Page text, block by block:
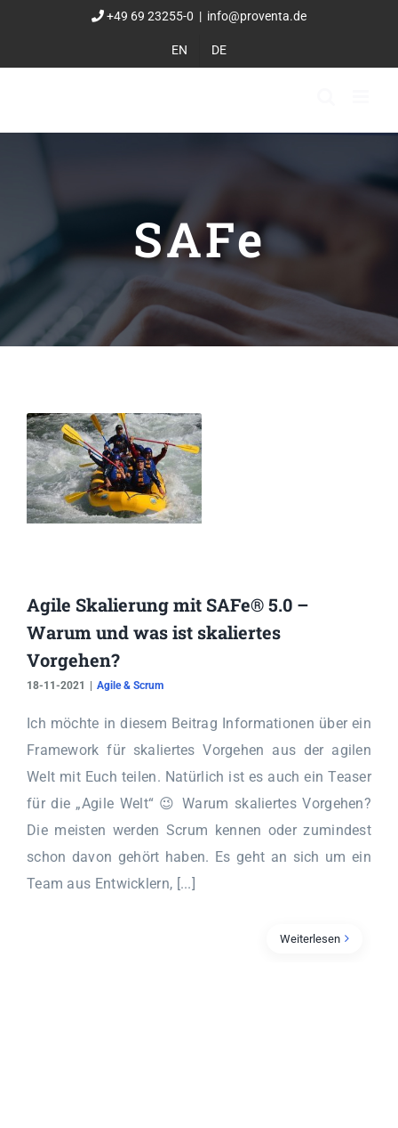
springen
+49 69 23255-0 | info@proventa.de
EN DE
SAFe
Agile Skalierung mit SAFe® 5.0 –
Warum und was ist skaliertes
Vorgehen?
18-11-2021 | Agile & Scrum
Ich möchte in diesem Beitrag Informationen über ein
Framework für skaliertes Vorgehen aus der agilen
Welt mit Euch teilen. Natürlich ist es auch ein Teaser
für die „Agile Welt“ 😉 Warum skaliertes Vorgehen?
Die meisten werden Scrum kennen oder zumindest
schon davon gehört haben. Es geht an sich um ein
Team aus Entwicklern, [...]
Weiterlesen